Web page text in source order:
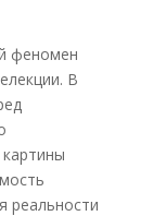
феномен
В
реальности